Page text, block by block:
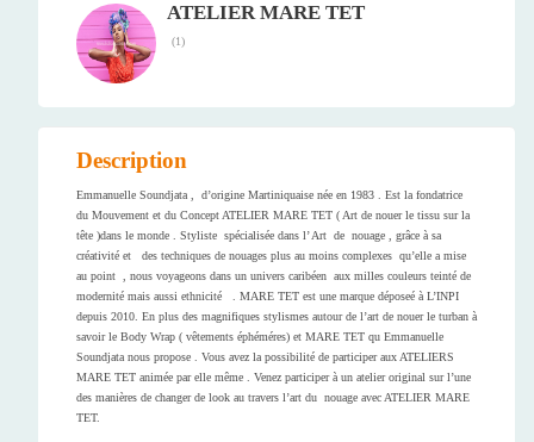
ATELIER MARE TET
(1)
Description
Emmanuelle Soundjata , d’origine Martiniquaise née en 1983 . Est la fondatrice
du Mouvement et du Concept ATELIER MARE TET ( Art de nouer le tissu sur la
tête )dans le monde . Styliste spécialisée dans l’ Art de nouage , grâce à sa
créativité et des techniques de nouages plus au moins complexes qu’elle a mise
au point , nous voyageons dans un univers caribéen aux milles couleurs teinté de
modernité mais aussi ethnicité . MARE TET est une marque déposeé à L’INPI
depuis 2010. En plus des magnifiques stylismes autour de l’art de nouer le turban à
savoir le Body Wrap ( vêtements éphéméres) et MARE TET qu Emmanuelle
Soundjata nous propose . Vous avez la possibilité de participer aux ATELIERS
MARE TET animée par elle même . Venez participer à un atelier original sur l’une
des manières de changer de look au travers l’art du nouage avec ATELIER MARE
TET.